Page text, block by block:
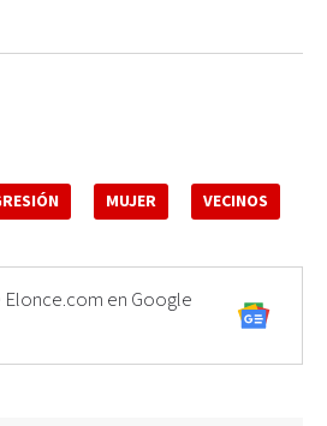
MUJER VECINOS
Elonce.com en Google